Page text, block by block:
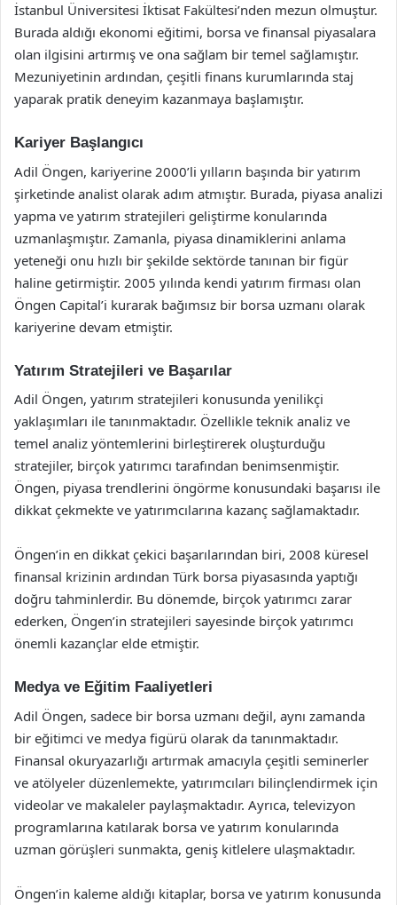
İstanbul Üniversitesi İktisat Fakültesi’nden mezun olmuştur.
Burada aldığı ekonomi eğitimi, borsa ve finansal piyasalara
olan ilgisini artırmış ve ona sağlam bir temel sağlamıştır.
Mezuniyetinin ardından, çeşitli finans kurumlarında staj
yaparak pratik deneyim kazanmaya başlamıştır.
Kariyer Başlangıcı
Adil Öngen, kariyerine 2000’li yılların başında bir yatırım
şirketinde analist olarak adım atmıştır. Burada, piyasa analizi
yapma ve yatırım stratejileri geliştirme konularında
uzmanlaşmıştır. Zamanla, piyasa dinamiklerini anlama
yeteneği onu hızlı bir şekilde sektörde tanınan bir figür
haline getirmiştir. 2005 yılında kendi yatırım firması olan
Öngen Capital’i kurarak bağımsız bir borsa uzmanı olarak
kariyerine devam etmiştir.
Yatırım Stratejileri ve Başarılar
Adil Öngen, yatırım stratejileri konusunda yenilikçi
yaklaşımları ile tanınmaktadır. Özellikle teknik analiz ve
temel analiz yöntemlerini birleştirerek oluşturduğu
stratejiler, birçok yatırımcı tarafından benimsenmiştir.
Öngen, piyasa trendlerini öngörme konusundaki başarısı ile
dikkat çekmekte ve yatırımcılarına kazanç sağlamaktadır.
Öngen’in en dikkat çekici başarılarından biri, 2008 küresel
finansal krizinin ardından Türk borsa piyasasında yaptığı
doğru tahminlerdir. Bu dönemde, birçok yatırımcı zarar
ederken, Öngen’in stratejileri sayesinde birçok yatırımcı
önemli kazançlar elde etmiştir.
Medya ve Eğitim Faaliyetleri
Adil Öngen, sadece bir borsa uzmanı değil, aynı zamanda
bir eğitimci ve medya figürü olarak da tanınmaktadır.
Finansal okuryazarlığı artırmak amacıyla çeşitli seminerler
ve atölyeler düzenlemekte, yatırımcıları bilinçlendirmek için
videolar ve makaleler paylaşmaktadır. Ayrıca, televizyon
programlarına katılarak borsa ve yatırım konularında
uzman görüşleri sunmakta, geniş kitlelere ulaşmaktadır.
Öngen’in kaleme aldığı kitaplar, borsa ve yatırım konusunda